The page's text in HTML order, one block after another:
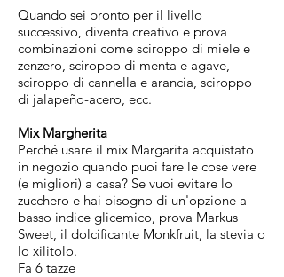
Quando sei pronto per il livello
successivo, diventa creativo e prova
combinazioni come sciroppo di miele e
zenzero, sciroppo di menta e agave,
sciroppo di cannella e arancia, sciroppo
di jalapeño-acero, ecc.
Mix Margherita
Perché usare il mix Margarita acquistato
in negozio quando puoi fare le cose vere
(e migliori) a casa? Se vuoi evitare lo
zucchero e hai bisogno di un'opzione a
basso indice glicemico, prova Markus
Sweet, il dolcificante Monkfruit, la stevia o
lo xilitolo.
Fa 6 tazze